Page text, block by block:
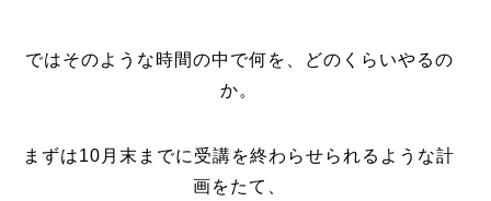
ではそのような時間の中で何を、どのくらいやるの
か。
まずは10月末までに受講を終わらせられるような計
画をたて、